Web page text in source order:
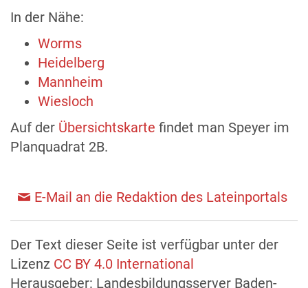
In der Nähe:
Worms
Heidelberg
Mannheim
Wiesloch
Auf der Übersichtskarte findet man Speyer im
Planquadrat 2B.
E-Mail an die Redaktion des Lateinportals
Der Text dieser Seite ist verfügbar unter der
Lizenz CC BY 4.0 International
Herausgeber: Landesbildungsserver Baden-